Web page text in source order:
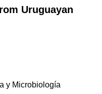
Uruguayan
y Microbiología